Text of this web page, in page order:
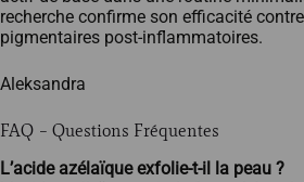
recherche confirme son efficacité
pigmentaires post-inflammatoires.
Aleksandra
FAQ – Questions Fréquentes
L’acide azélaïque exfolie-t-il la peau ?